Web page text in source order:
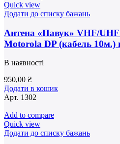
Quick view
Додати до списку бажань
Антена «Павук» VHF/UHF
Motorola DP (кабель 10м.)
В наявності
950,00 ₴
Додати в кошик
Арт. 1302
Add to compare
Quick view
Додати до списку бажань